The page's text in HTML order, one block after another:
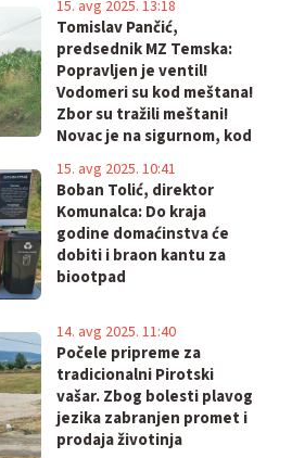
Tomislav Pančić,
predsednik MZ Temska:
Popravljen je ventil!
Vodomeri su kod meštana!
Zbor su tražili meštani!
Novac je na sigurnom, kod
15. avg 2025. 13:18
Boban Tolić, direktor
Komunalca: Do kraja
godine domaćinstva će
dobiti i braon kantu za
biootpad
15. avg 2025. 10:41
Počele pripreme za
tradicionalni Pirotski
vašar. Zbog bolesti plavog
jezika zabranjen promet i
prodaja životinja
14. avg 2025. 11:40